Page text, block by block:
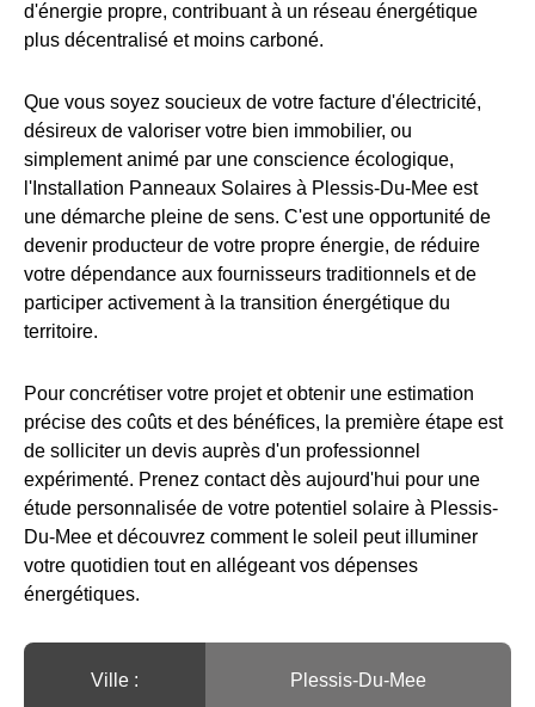
d'énergie propre, contribuant à un réseau énergétique
plus décentralisé et moins carboné.
Que vous soyez soucieux de votre facture d'électricité,
désireux de valoriser votre bien immobilier, ou
simplement animé par une conscience écologique,
l'Installation Panneaux Solaires à Plessis-Du-Mee est
une démarche pleine de sens. C'est une opportunité de
devenir producteur de votre propre énergie, de réduire
votre dépendance aux fournisseurs traditionnels et de
participer activement à la transition énergétique du
territoire.
Pour concrétiser votre projet et obtenir une estimation
précise des coûts et des bénéfices, la première étape est
de solliciter un devis auprès d'un professionnel
expérimenté. Prenez contact dès aujourd'hui pour une
étude personnalisée de votre potentiel solaire à Plessis-
Du-Mee et découvrez comment le soleil peut illuminer
votre quotidien tout en allégeant vos dépenses
énergétiques.
Ville :️ Plessis-Du-Mee